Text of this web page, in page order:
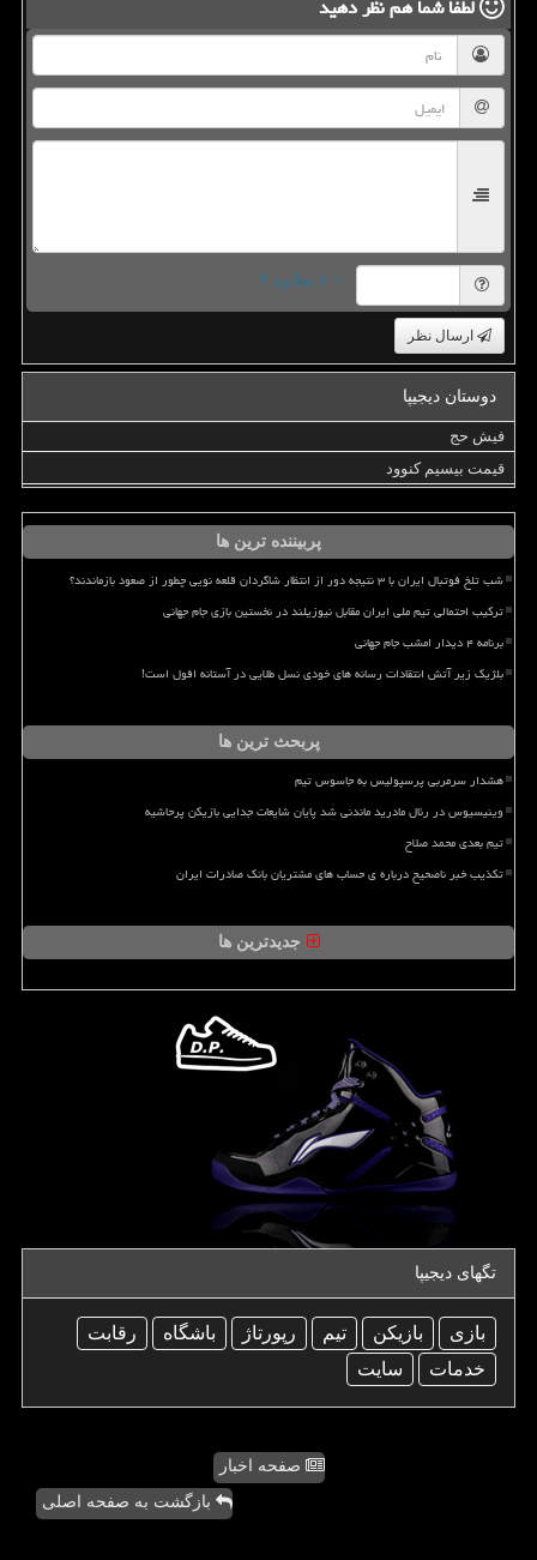
لطفا شما همنظر دهید
= ۸ بعلاوه ۴
ارسال نظر
دوستان دیجیپا
فیش حج
قیمت بیسیم کنوود
پربیننده ترین ها
شب تلخ فوتبال ایران با ۳ نتیجه دور از انتظار شاگردان قلعه نویی چطور از صعود بازماندند؟
ترکیب احتمالی تیم ملی ایران مقابل نیوزیلند در نخستین بازی جام جهانی
برنامه ۴ دیدار امشب جام جهانی
بلژیک زیر آتش انتقادات رسانه های خودی نسل طلایی در آستانه افول است!
پربحث ترین ها
هشدار سرمربی پرسپولیس به جاسوس تیم
وینیسیوس در رئال مادرید ماندنی شد پایان شایعات جدایی بازیکن پرحاشیه
تیم بعدی محمد صلاح
تکذیب خبر ناصحیح درباره ی حساب های مشتریان بانک صادرات ایران
جدیدترین ها
تگهای دیجیپا
بازی بازیكن تیم رپورتاژ باشگاه
رقابت
خدمات
سایت
صفحه اخبار
بازگشت به صفحه اصلی